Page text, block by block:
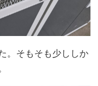
。そもそも少ししか